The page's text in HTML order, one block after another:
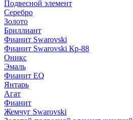
Подвесной элемент
Серебро
Золото
Бриллиант
Фианит Swarovski
Фианит Swarovski Кр-88
Оникс
Эмаль
Фианит EQ
Янтарь
Агат
Фианит
Жемчуг Swarovski